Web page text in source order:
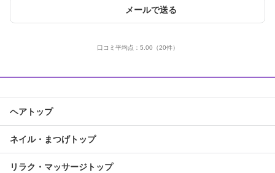
メールで送る
口コミ平均点： 5.00 （20件）
ヘアトップ
ネイル・まつげトップ
リラク・マッサージトップ